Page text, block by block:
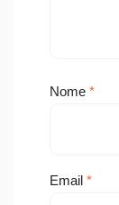
Nome *
Email *